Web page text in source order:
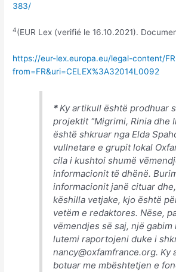
383/
4(EUR Lex (verifié le 16.10.2021).
https://eur-lex.europa.eu/legal-content/
from=FR&uri=CELEX%3A32014L0092
*Ky artikull është prodhuar
projektit "Migrimi, Rinia dhe
është shkruar nga Elda
vullnetare e grupit lokal
cila i kushtoi shumë
informacionit të dhënë.
informacionit janë cituar
këshilla vetjake, kjo është
vetëm e redaktores. Nëse,
vëmendjes së saj, një gabim
lutemi raportojeni duke i
nancy@oxfamfrance.org. Ky
botuar me mbështetjen e